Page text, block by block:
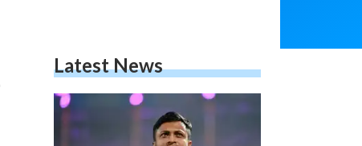
Latest News